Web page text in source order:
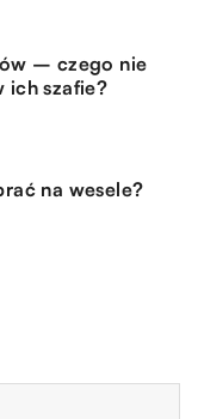
– czego nie
ich szafie?
na wesele?